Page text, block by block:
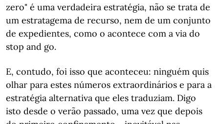
zero" é uma verdadeira estratégia, não se trata de
um estratagema de recurso, nem de um conjunto
de expedientes, como o acontece com a via do
stop and go.
E, contudo, foi isso que aconteceu: ninguém quis
olhar para estes números extraordinários e para a
estratégia alternativa que eles traduziam. Digo
isto desde o verão passado, uma vez que depois